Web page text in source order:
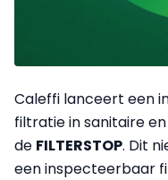
Caleffi lanceert een
filtratie in sanitaire
de FILTERSTOP. Dit
een inspecteerbaar